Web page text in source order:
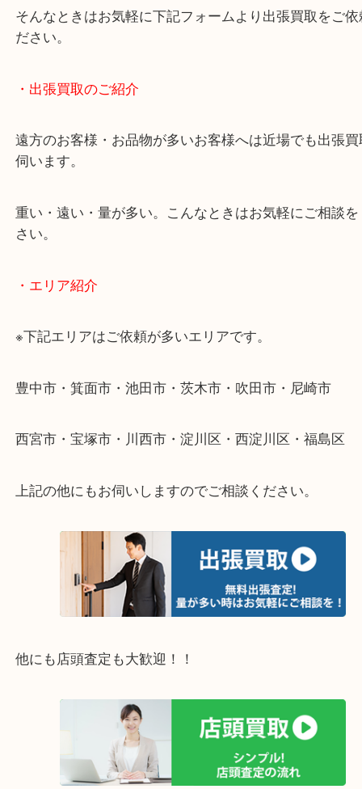
物を整理するケースは年々増加しています。
当店ではそういったお困りの方からのご依頼も大歓
使わないものを売りたいけど値段がつくかわから
そんなときはお気軽に下記フォームより出張買取を
ださい。
・出張買取のご紹介
遠方のお客様・お品物が多いお客様へは近場でも出
さい。
・エリア紹介
※下記エリアはご依頼が多いエリアです。
豊中市・箕面市・池田市・茨木市・吹田市・尼崎市
西宮市・宝塚市・川西市・淀川区・西淀川区・福島
上記の他にもお伺いしますのでご相談ください。